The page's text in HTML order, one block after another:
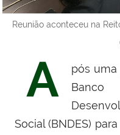
Reunião aconteceu na
A
pós
Social (BNDES)